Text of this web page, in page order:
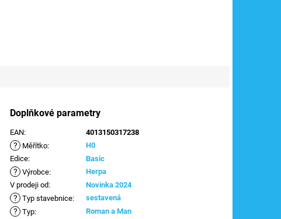
Doplňkové parametry
EAN: 4013150317238
? Měřítko:
H0
Edice: Basic
? Výrobce:
Herpa
V prodeji od: Novinka 2024
? Typ stavebnice: sestavená
? Typ:
Roman a Man